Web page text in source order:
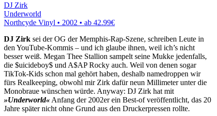
DJ Zirk
Underworld
Northcyde Vinyl • 2002 • ab 42.99€
DJ Zirk sei der OG der Memphis-Rap-Szene, schreiben Leute in
den YouTube-Kommis – und ich glaube ihnen, weil ich’s nicht
besser weiß. Megan Thee Stallion sampelt seine Mukke jedenfalls,
die $uicideboy$ und A$AP Rocky auch. Weil von denen sogar
TikTok-Kids schon mal gehört haben, deshalb namedroppen wir
fürs Realkeeping, obwohl mir Zirk dafür neun Millimeter unter die
Monobraue wünschen würde. Anyway: DJ Zirk hat mit
»Underworld« Anfang der 2002er ein Best-of veröffentlicht, das 20
Jahre später nicht ohne Grund aus den Druckerpressen rollte.